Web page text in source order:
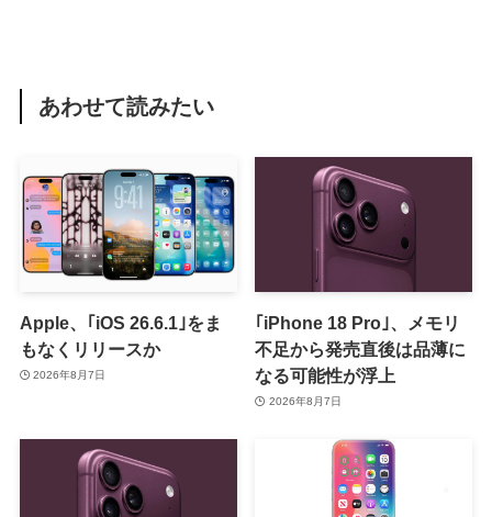
あわせて読みたい
Apple、｢iOS 26.6.1｣をま
もなくリリースか
2026年8月7日
｢iPhone 18 Pro｣、メモリ
不足から発売直後は品薄に
なる可能性が浮上
2026年8月7日